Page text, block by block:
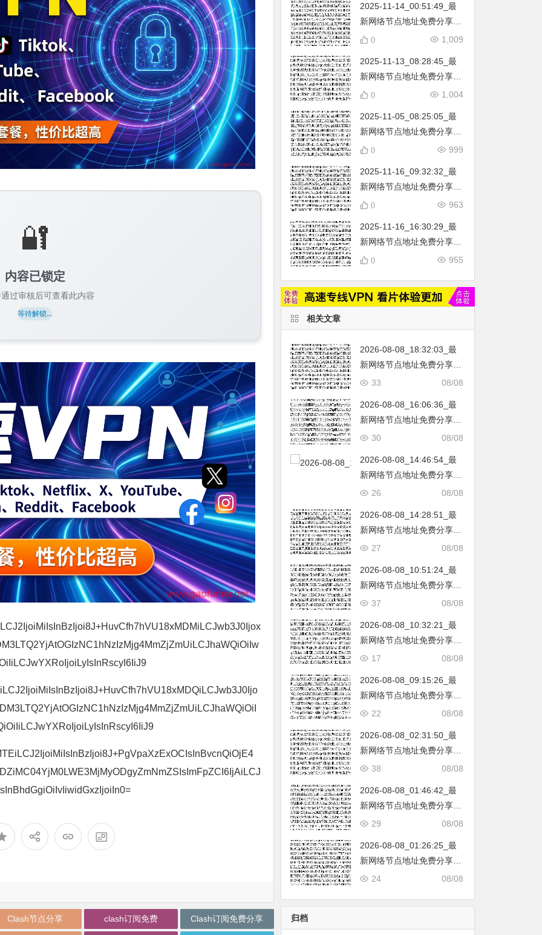
🔐
内容已锁定
过审核后可查看此内容
等待解锁...
Clash节点分享 clash订阅免费 Clash订阅免费分享
韩国|新加坡|台湾|马来西亚|
…
2025-11-14_00:51:49_最
新网络节点地址免费分享…
不定期更新…开放免费分享
韩国|新加坡|台湾|马来西亚|
…
1,009
0
2025-11-13_08:28:45_最
新网络节点地址免费分享…
不定期更新…开放免费分享
韩国|新加坡|台湾|马来西亚|
…
1,004
0
2025-11-05_08:25:05_最
新网络节点地址免费分享…
不定期更新…开放免费分享
韩国|新加坡|台湾|马来西亚|
…
999
0
2025-11-16_09:32:32_最
新网络节点地址免费分享…
不定期更新…开放免费分享
韩国|新加坡|台湾|马来西亚|
…
963
0
2025-11-16_16:30:29_最
新网络节点地址免费分享…
不定期更新…开放免费分享
韩国|新加坡|台湾|马来西亚|
…
955
0
相关文章
2026-08-08_18:32:03_最
新网络节点地址免费分享…
不定期更新…开放免费分享
韩国|新加坡|台湾|马来西亚|
…
08/08
33
2026-08-08_16:06:36_最
新网络节点地址免费分享…
不定期更新…开放免费分享
韩国|新加坡|台湾|马来西亚|
…
08/08
30
2026-08-08_14:46:54_最
新网络节点地址免费分享…
不定期更新…开放免费分享
韩国|新加坡|台湾|马来西亚|
…
08/08
26
2026-08-08_14:28:51_最
新网络节点地址免费分享…
不定期更新…开放免费分享
韩国|新加坡|台湾|马来西亚|
…
08/08
27
2026-08-08_10:51:24_最
新网络节点地址免费分享…
不定期更新…开放免费分享
韩国|新加坡|台湾|马来西亚|
…
08/08
37
2026-08-08_10:32:21_最
新网络节点地址免费分享…
不定期更新…开放免费分享
韩国|新加坡|台湾|马来西亚|
…
08/08
17
2026-08-08_09:15:26_最
新网络节点地址免费分享…
不定期更新…开放免费分享
韩国|新加坡|台湾|马来西亚|
…
08/08
22
2026-08-08_02:31:50_最
新网络节点地址免费分享…
不定期更新…开放免费分享
韩国|新加坡|台湾|马来西亚|
…
08/08
38
2026-08-08_01:46:42_最
新网络节点地址免费分享…
不定期更新…开放免费分享
韩国|新加坡|台湾|马来西亚|
…
08/08
29
2026-08-08_01:26:25_最
新网络节点地址免费分享…
不定期更新…开放免费分享
韩国|新加坡|台湾|马来西亚|
08/08
24
归档